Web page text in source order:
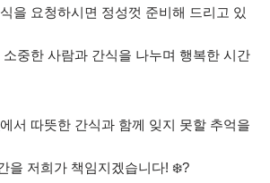
을 요청하시면 정성껏 준비해 드리고 있
중한 사람과 간식을 나누며 행복한 시간
에서 따뜻한 간식과 함께 잊지 못할 추억을
을 저희가 책임지겠습니다! ❄️?